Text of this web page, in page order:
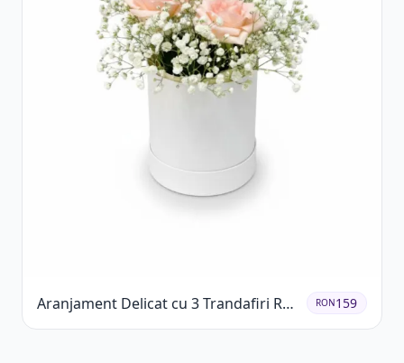
Aranjament Delicat cu 3 Trandafiri Roz
în Cutie Albă
RON159